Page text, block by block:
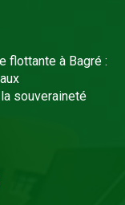
flottante à Bagré :
souveraineté